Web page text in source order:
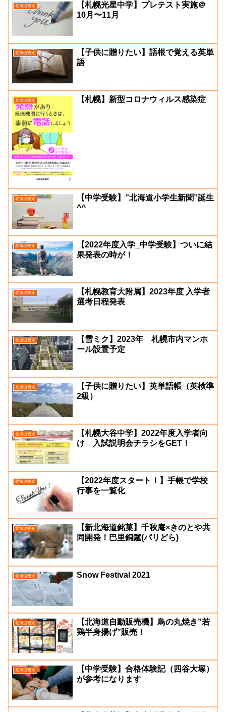
北海道観光
【札幌光星中学】プレテスト実施＠
10月〜11月
北海道観光
【子供に贈りたい】語根で覚える英単
語
北海道観光 【札幌】新型コロナウィルス感染症
北海道観光
【中学受験】”北海道小学生新聞”誕生
^^
北海道観光
【2022年度入学_中学受験】ついに結
果発表の時が！
北海道観光
【札幌教育大附属】2023年度 入学者
選考日程発表
北海道観光
【雪ミク】2023年 札幌市内マンホ
ール設置予定
北海道観光
【子供に贈りたい】英単語帳（英検準
2級）
北海道観光
【札幌大谷中学】2022年度入学者向
け 入試説明会チラシをGET！
北海道観光
【2022年度スタート！】手帳で学校
行事を一覧化
北海道観光
【新北海道銘菓】千秋庵×きのとや共
同開発！巴里銅鑼(パリどら)
北海道観光 Snow Festival 2021
北海道観光
【北海道自動販売機】鳥の丸焼き”若
鶏半身揚げ”販売！
北海道観光
【中学受験】合格体験記（四谷大塚）
が参考になります